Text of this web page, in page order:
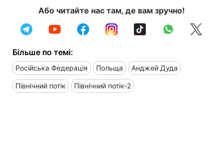
Або читайте нас там, де вам зручно!
Більше по темі:
Російська Федерація Польща Анджей Дуда
Північний потік Північний потік-2